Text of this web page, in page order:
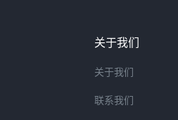
关于我们
关于我们
联系我们